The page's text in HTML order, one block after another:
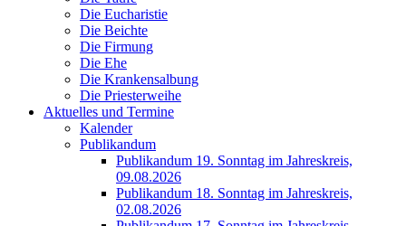
Die Eucharistie
Die Beichte
Die Firmung
Die Ehe
Die Krankensalbung
Die Priesterweihe
Aktuelles und Termine
Kalender
Publikandum
Publikandum 19. Sonntag im Jahreskreis,
09.08.2026
Publikandum 18. Sonntag im Jahreskreis,
02.08.2026